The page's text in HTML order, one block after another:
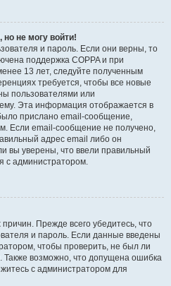
но не могу войти!
и пароль. Если они верны, то
поддержка COPPA и при
13 лет, следуйте полученным
требуется, чтобы все новые
пользователями или
Эта информация отображается в
прислано email-сообщение,
Если email-сообщение не получено,
адрес email либо он
вы уверены, что ввели правильный
с администратором.
Прежде всего убедитесь, что
и пароль. Если данные введены
чтобы проверить, не был ли
Также возможно, что допущена ошибка
с администратором для